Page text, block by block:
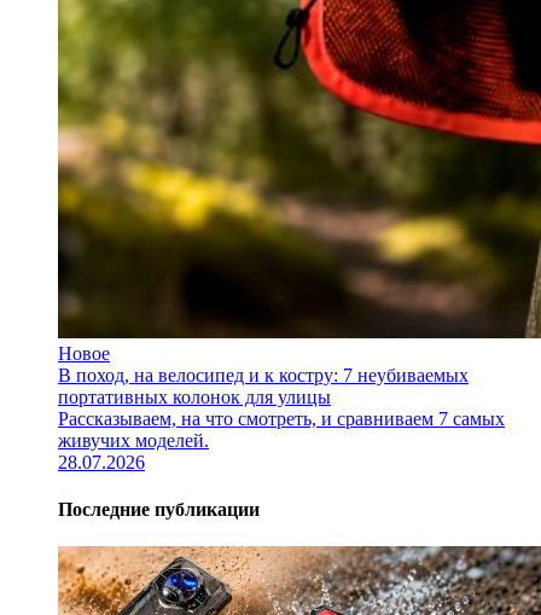
Новое
В поход, на велосипед и к костру: 7 неубиваемых
портативных колонок для улицы
Рассказываем, на что смотреть, и сравниваем 7 самых
живучих моделей.
28.07.2026
Последние публикации